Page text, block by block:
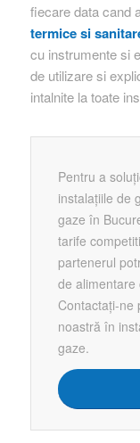
fiecare data cand
termice si
cu instrumente si
de utilizare si
intalnite la toate
Pentru a
instalațiile de
gaze în
tarife
partenerul
de alimentare
Contactați-ne
noastră în
gaze.